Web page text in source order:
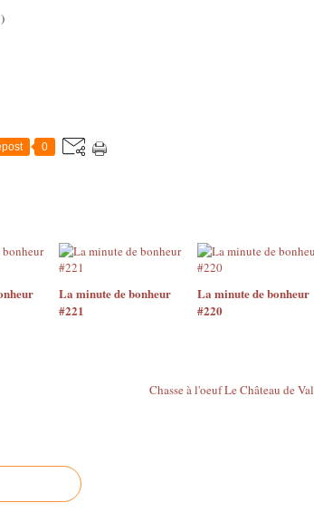
0
La minute de bonheur
#221
La minute de bonheur
#220
Chasse à l'oeuf Le Château de Val